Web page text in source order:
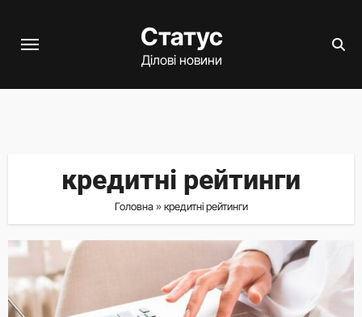
Статус
Ділові новини
кредитні рейтинги
Головна » кредитні рейтинги